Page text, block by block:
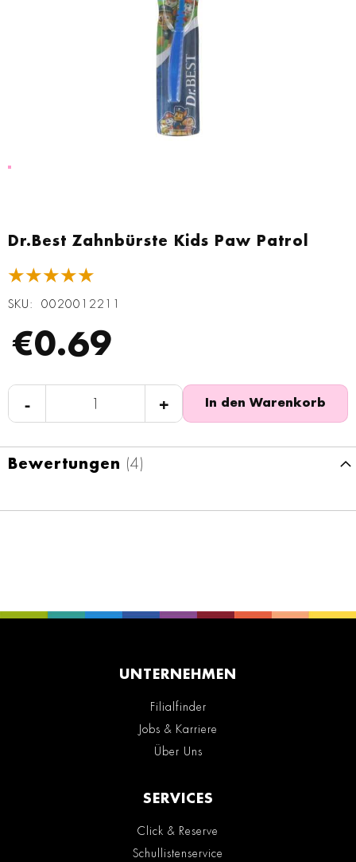
Dr.Best Zahnbürste Kids Paw Patrol
★★★★★
SKU 0020012211
€0.69
- + In den Warenkorb
Anfang
Bildgalerie
Bewertungen 4
UNTERNEHMEN
Filialfinder
Jobs & Karriere
Über Uns
SERVICES
Click & Reserve
Schullistenservice